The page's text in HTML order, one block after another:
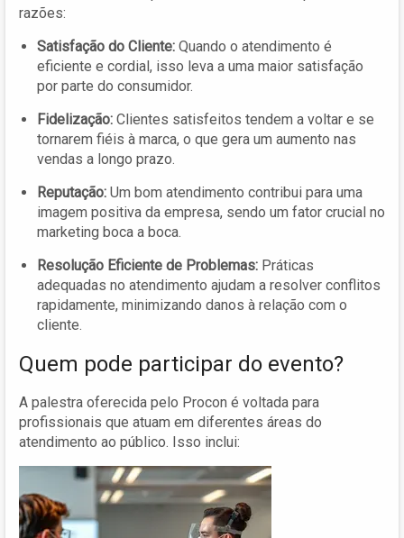
razões:
Satisfação do Cliente: Quando o atendimento é
eficiente e cordial, isso leva a uma maior satisfação
por parte do consumidor.
Fidelização: Clientes satisfeitos tendem a voltar e se
tornarem fiéis à marca, o que gera um aumento nas
vendas a longo prazo.
Reputação: Um bom atendimento contribui para uma
imagem positiva da empresa, sendo um fator crucial no
marketing boca a boca.
Resolução Eficiente de Problemas: Práticas
adequadas no atendimento ajudam a resolver conflitos
rapidamente, minimizando danos à relação com o
cliente.
Quem pode participar do evento?
A palestra oferecida pelo Procon é voltada para
profissionais que atuam em diferentes áreas do
atendimento ao público. Isso inclui: